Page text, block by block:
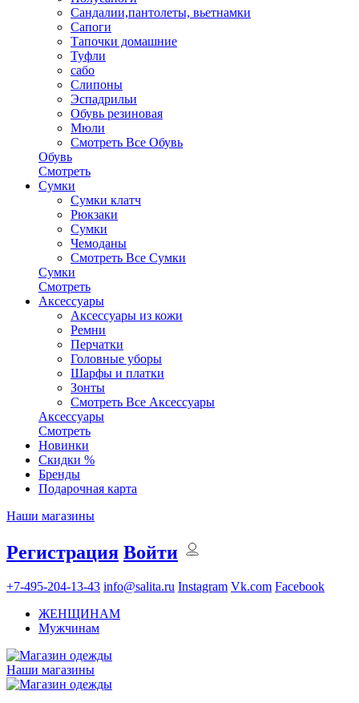
Сандалии,пантолеты, вьетнамки
Сапоги
Тапочки домашние
Туфли
сабо
Слипоны
Эспадрильи
Обувь резиновая
Мюли
Смотреть Все Обувь
Обувь
Смотреть
Сумки
Сумки клатч
Рюкзаки
Сумки
Чемоданы
Смотреть Все Сумки
Сумки
Смотреть
Аксессуары
Аксессуары из кожи
Ремни
Перчатки
Головные уборы
Шарфы и платки
Зонты
Смотреть Все Аксессуары
Аксессуары
Смотреть
Новинки
Скидки %
Бренды
Подарочная карта
Наши магазины
Регистрация Войти
+7-495-204-13-43 info@salita.ru Instagram Vk.com Facebook
ЖЕНЩИНАМ
Мужчинам
Наши магазины